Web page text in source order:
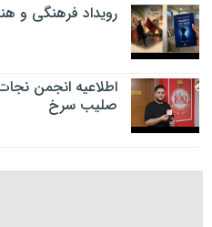
رویداد فرهنگی و هنری ویژه
اطلاعیه انجمن
صلیب سرخ